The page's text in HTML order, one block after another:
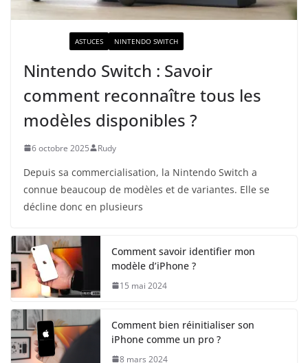
ASTUCES NINTENDO SWITCH
Nintendo Switch : Savoir
comment reconnaître tous les
modèles disponibles ?
6 octobre 2025 Rudy
Depuis sa commercialisation, la Nintendo Switch a
connue beaucoup de modèles et de variantes. Elle se
décline donc en plusieurs
Comment savoir identifier mon
modèle d’iPhone ?
15 mai 2024
Comment bien réinitialiser son
iPhone comme un pro ?
8 mars 2024